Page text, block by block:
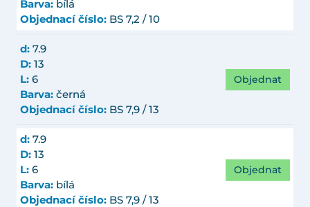
Barva: bílá
Objednací číslo: BS 7,2 / 10
d: 7.9
D: 13
L: 6
Barva: černá
Objednací číslo: BS 7,9 / 13
Objednat
d: 7.9
D: 13
L: 6
Barva: bílá
Objednací číslo: BS 7,9 / 13
Objednat